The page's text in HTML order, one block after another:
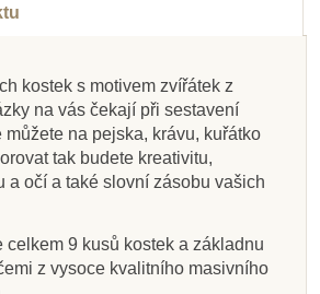
Na dotaz
PlanToys Obrázkové
kostky
525 Kč
12
Skladem
Taf Toys Sada kostek
a míčků - Severní pól
599 Kč
Skladem
PlanToys Smyslové
kostky (9ks)
653 Kč725 Kč
Skladem
PlanToys Obrázkové
kostky - Zvířata
595 Kč
kostek s motivem zvířátek z
na vás čekají při sestavení
můžete na pejska, krávu, kuřátko
tak budete kreativitu,
a očí a také slovní zásobu vašich
celkem 9 kusů kostek a základnu
z vysoce kvalitního masivního